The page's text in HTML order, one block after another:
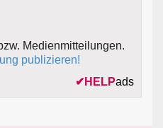
Medienmitteilungen.
publizieren!
✔ HELPads